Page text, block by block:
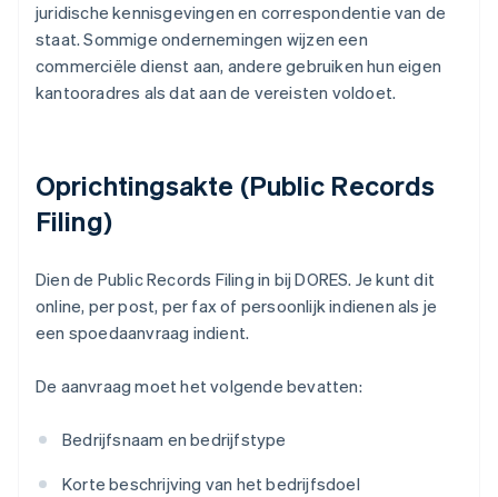
juridische kennisgevingen en correspondentie van de
staat. Sommige ondernemingen wijzen een
commerciële dienst aan, andere gebruiken hun eigen
kantooradres als dat aan de vereisten voldoet.
Oprichtingsakte (Public Records
Filing)
Dien de Public Records Filing in bij DORES. Je kunt dit
online, per post, per fax of persoonlijk indienen als je
een spoedaanvraag indient.
De aanvraag moet het volgende bevatten:
Bedrijfsnaam en bedrijfstype
Korte beschrijving van het bedrijfsdoel